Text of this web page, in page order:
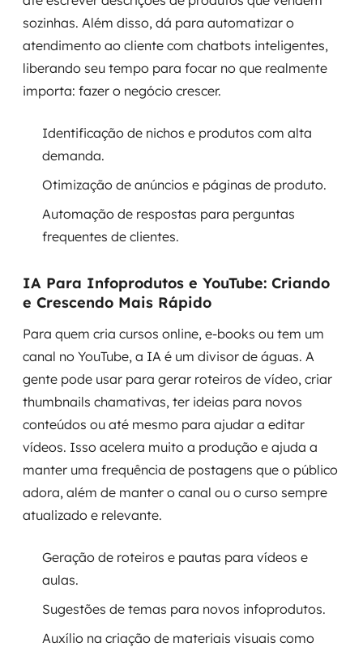
sozinhas. Além disso, dá para automatizar o
atendimento ao cliente com chatbots inteligentes,
liberando seu tempo para focar no que realmente
importa: fazer o negócio crescer.
Identificação de nichos e produtos com alta
demanda.
Otimização de anúncios e páginas de produto.
Automação de respostas para perguntas
frequentes de clientes.
IA Para Infoprodutos e YouTube: Criando
e Crescendo Mais Rápido
Para quem cria cursos online, e-books ou tem um
canal no YouTube, a IA é um divisor de águas. A
gente pode usar para gerar roteiros de vídeo, criar
thumbnails chamativas, ter ideias para novos
conteúdos ou até mesmo para ajudar a editar
vídeos. Isso acelera muito a produção e ajuda a
manter uma frequência de postagens que o público
adora, além de manter o canal ou o curso sempre
atualizado e relevante.
Geração de roteiros e pautas para vídeos e
aulas.
Sugestões de temas para novos infoprodutos.
Auxílio na criação de materiais visuais como